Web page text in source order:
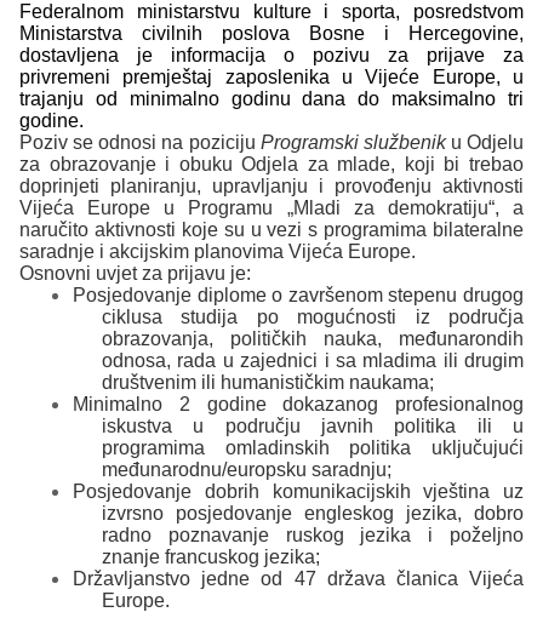
Federalnom ministarstvu kulture i sporta, posredstvom
Ministarstva civilnih poslova Bosne i Hercegovine,
dostavljena je informacija o pozivu za prijave za
privremeni premještaj zaposlenika u Vijeće Europe, u
trajanju od minimalno godinu dana do maksimalno tri
godine.
Poziv se odnosi na poziciju Programski službeniku Odjelu
za obrazovanje i obuku Odjela za mlade, koji bi trebao
doprinjeti planiranju, upravljanju i provođenju aktivnosti
Vijeća Europe u Programu „Mladi za demokratiju“, a
naručito aktivnosti koje su u vezi s programima bilateralne
saradnje i akcijskim planovima Vijeća Europe.
Osnovni uvjet za prijavu je:
Posjedovanje diplome o završenom stepenu drugog
ciklusa studija po mogućnosti iz područja
obrazovanja, političkih nauka, međunarondih
odnosa, rada u zajednici i sa mladima ili drugim
društvenim ili humanističkim naukama;
Minimalno 2 godine dokazanog profesionalnog
iskustva u području javnih politika ili u
programima omladinskih politika uključujući
međunarodnu/europsku saradnju;
Posjedovanje dobrih komunikacijskih vještina uz
izvrsno posjedovanje engleskog jezika, dobro
radno poznavanje ruskog jezika i poželjno
znanje francuskog jezika;
Državljanstvo jedne od 47 država članica Vijeća
Europe.